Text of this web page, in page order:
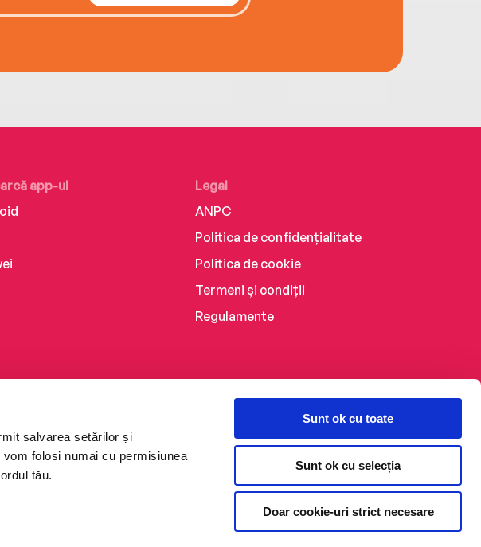
salvarea setărilor și
folosi numai cu permisiunea
tău.
Sunt ok cu toate
Sunt ok cu selecția
Doar cookie-uri strict necesare
app-ul
Legal
ANPC
Politica de confidențialitate
Politica de cookie
Termeni și condiții
Regulamente